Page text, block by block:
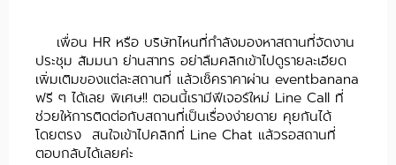
เพื่อน HR หรือ บริษัทไหนที่กำลังมองหาสถานที่จัดงาน
ประชุม สัมมนา ย่านสาทร อย่าลืมคลิกเข้าไปดูรายละเอียด
เพิ่มเติมของแต่ละสถานที่ แล้วเช็คราคาผ่าน eventbanana
ฟรี ๆ ได้เลย พิเศษ!! ตอนนี้เรามีฟีเจอร์ใหม่ Line Call ที่
ช่วยให้การติดต่อกับสถานที่เป็นเรื่องง่ายดาย คุยกันได้
โดยตรง สนใจเข้าไปคลิกที่ Line Chat แล้วรอสถานที่
ตอบกลับได้เลยค่ะ